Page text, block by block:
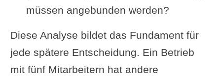
müssen angebunden werden?
Diese Analyse bildet das Fundament für
jede spätere Entscheidung. Ein Betrieb
mit fünf Mitarbeitern hat andere